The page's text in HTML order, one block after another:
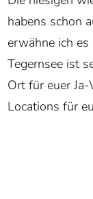
habens schon
erwähne ich
Tegernsee ist
Ort für euer
Locations für